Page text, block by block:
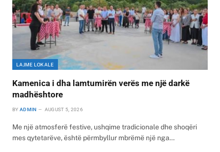
LAJME LOKALE
Kamenica i dha lamtumirën verës me një darkë
madhështore
BY ADMIN AUGUST 5, 2026
Me një atmosferë festive, ushqime tradicionale dhe shoqëri
mes qytetarëve, është përmbyllur mbrëmë një nga…